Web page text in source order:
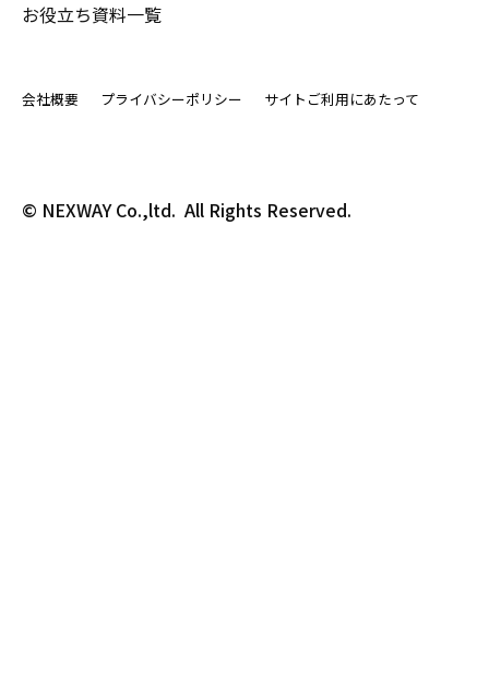
お役立ち資料一覧
会社概要 プライバシーポリシー サイトご利用にあたって
© NEXWAY Co.,ltd.  All Rights Reserved.